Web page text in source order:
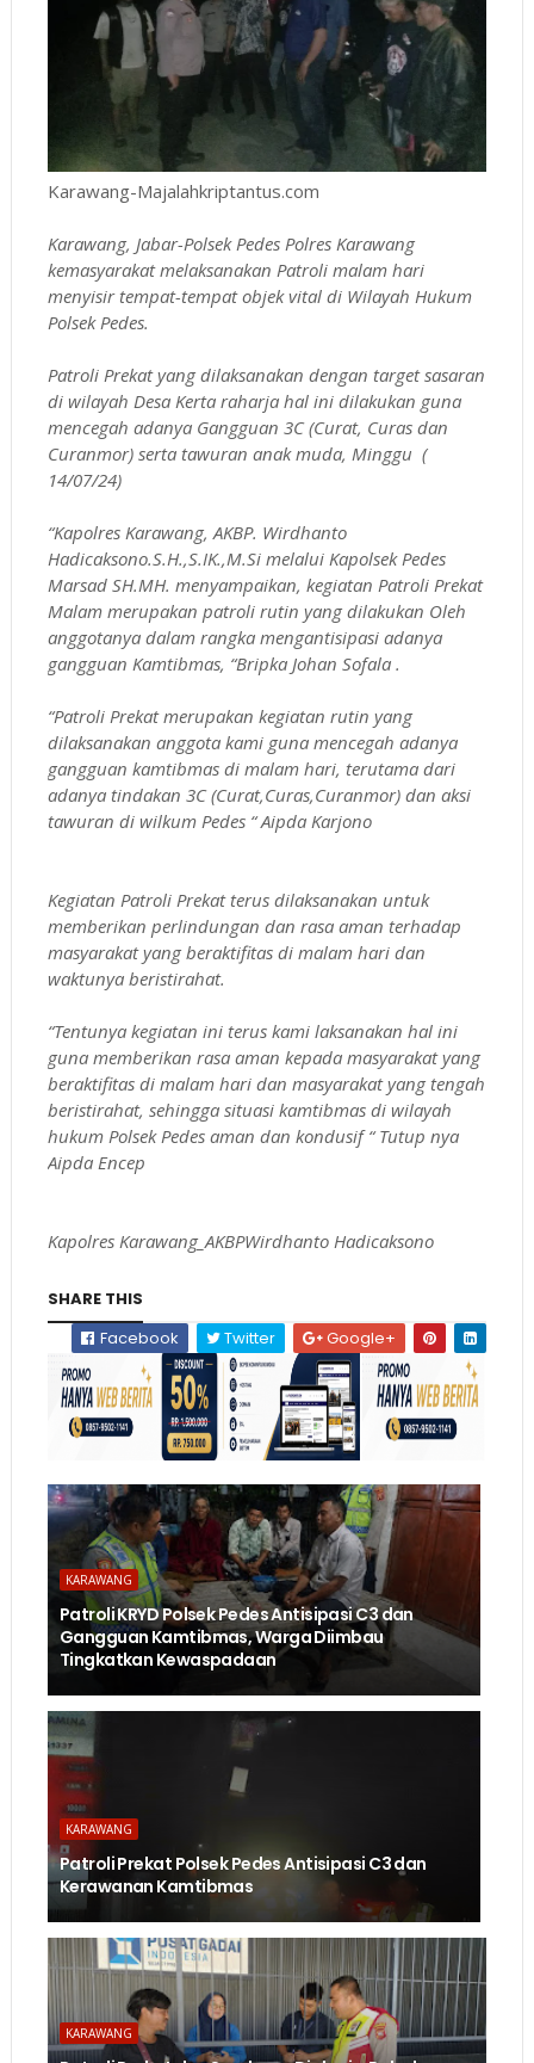
Karawang-Majalahkriptantus.com
Karawang, Jabar-Polsek Pedes Polres Karawang
kemasyarakat melaksanakan Patroli malam hari
menyisir tempat-tempat objek vital di Wilayah Hukum
Polsek Pedes.
Patroli Prekat yang dilaksanakan dengan target sasaran
di wilayah Desa Kerta raharja hal ini dilakukan guna
mencegah adanya Gangguan 3C (Curat, Curas dan
Curanmor) serta tawuran anak muda, Minggu (
14/07/24)
“Kapolres Karawang, AKBP. Wirdhanto
Hadicaksono.S.H.,S.IK.,M.Si melalui Kapolsek Pedes
Marsad SH.MH. menyampaikan, kegiatan Patroli Prekat
Malam merupakan patroli rutin yang dilakukan Oleh
anggotanya dalam rangka mengantisipasi adanya
gangguan Kamtibmas, “Bripka Johan Sofala .
“Patroli Prekat merupakan kegiatan rutin yang
dilaksanakan anggota kami guna mencegah adanya
gangguan kamtibmas di malam hari, terutama dari
adanya tindakan 3C (Curat,Curas,Curanmor) dan aksi
tawuran di wilkum Pedes “ Aipda Karjono
Kegiatan Patroli Prekat terus dilaksanakan untuk
memberikan perlindungan dan rasa aman terhadap
masyarakat yang beraktifitas di malam hari dan
waktunya beristirahat.
“Tentunya kegiatan ini terus kami laksanakan hal ini
guna memberikan rasa aman kepada masyarakat yang
beraktifitas di malam hari dan masyarakat yang tengah
beristirahat, sehingga situasi kamtibmas di wilayah
hukum Polsek Pedes aman dan kondusif “ Tutup nya
Aipda Encep
Kapolres Karawang_AKBPWirdhanto Hadicaksono
SHARE THIS
Facebook
Twitter Google+
KARAWANG
Patroli KRYD Polsek Pedes Antisipasi C3 dan
Gangguan Kamtibmas, Warga Diimbau
Tingkatkan Kewaspadaan
KARAWANG
Patroli Prekat Polsek Pedes Antisipasi C3 dan
Kerawanan Kamtibmas
KARAWANG